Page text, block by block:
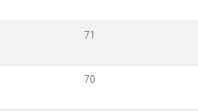
71
70